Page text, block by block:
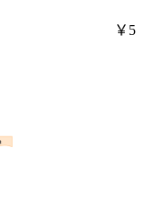
￥5